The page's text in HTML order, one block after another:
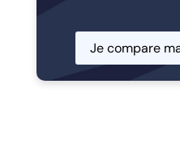
Je compare